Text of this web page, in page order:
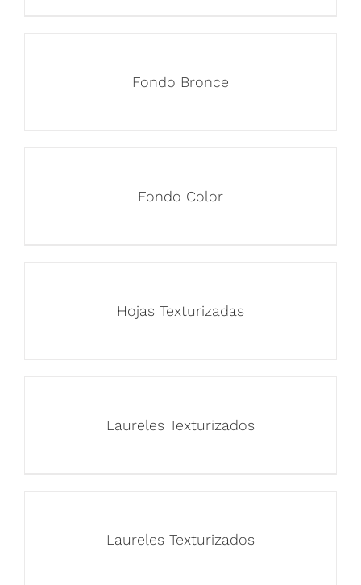
Fondo Bronce
Fondo Color
Hojas Texturizadas
Laureles Texturizados
Laureles Texturizados